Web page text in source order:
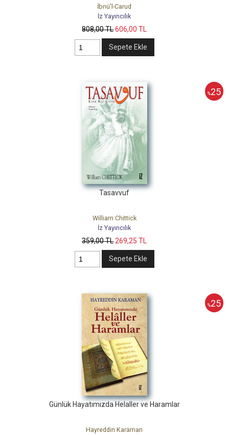
İbnü'l-Carud
İz Yayıncılık
808,00TL606,00 TL
Sepete Ekle
%25
Tasavvuf
William Chittick
İz Yayıncılık
359,00TL269,25 TL
Sepete Ekle
%25
Günlük Hayatımızda Helaller ve Haramlar
Hayreddin Karaman